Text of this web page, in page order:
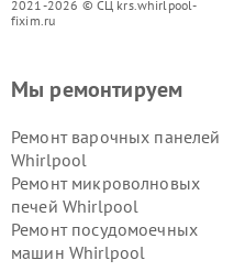
2021-2026 © СЦ krs.whirlpool-
fixim.ru
Мы ремонтируем
Ремонт варочных панелей
Whirlpool
Ремонт микроволновых
печей Whirlpool
Ремонт посудомоечных
машин Whirlpool